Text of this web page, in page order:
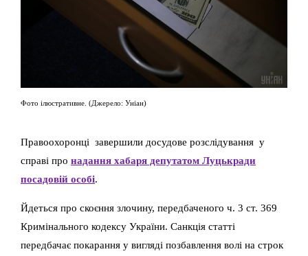
Фото ілюстративне. (Джерело: Уніан)
Правоохоронці завершили досудове розслідування у
справі про надання хабаря депутатом Луцькради
посадовій особі.
Йдеться про скоєння злочину, передбаченого ч. 3 ст. 369
Кримінального кодексу України. Санкція статті
передбачає покарання у вигляді позбавлення волі на строк